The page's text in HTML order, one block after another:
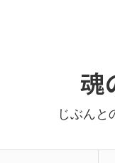
魂
じぶんと